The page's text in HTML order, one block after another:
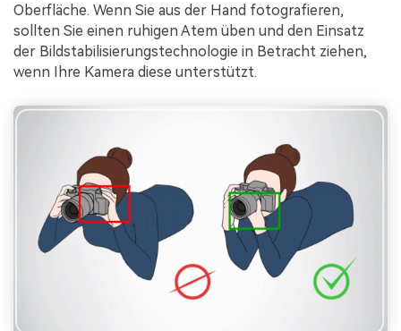
Oberfläche. Wenn Sie aus der Hand fotografieren,
sollten Sie einen ruhigen Atem üben und den Einsatz
der Bildstabilisierungstechnologie in Betracht ziehen,
wenn Ihre Kamera diese unterstützt.